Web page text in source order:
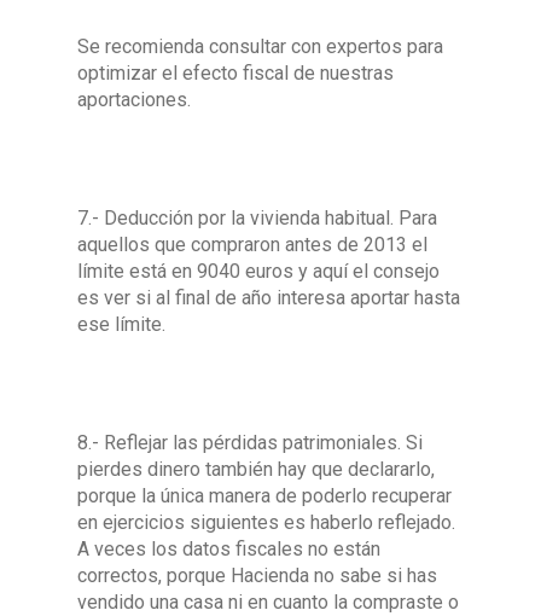
Se recomienda consultar con expertos para
optimizar el efecto fiscal de nuestras
aportaciones.
7.- Deducción por la vivienda habitual. Para
aquellos que compraron antes de 2013 el
límite está en 9040 euros y aquí el consejo
es ver si al final de año interesa aportar hasta
ese límite.
8.- Reflejar las pérdidas patrimoniales. Si
pierdes dinero también hay que declararlo,
porque la única manera de poderlo recuperar
en ejercicios siguientes es haberlo reflejado.
A veces los datos fiscales no están
correctos, porque Hacienda no sabe si has
vendido una casa ni en cuanto la compraste o